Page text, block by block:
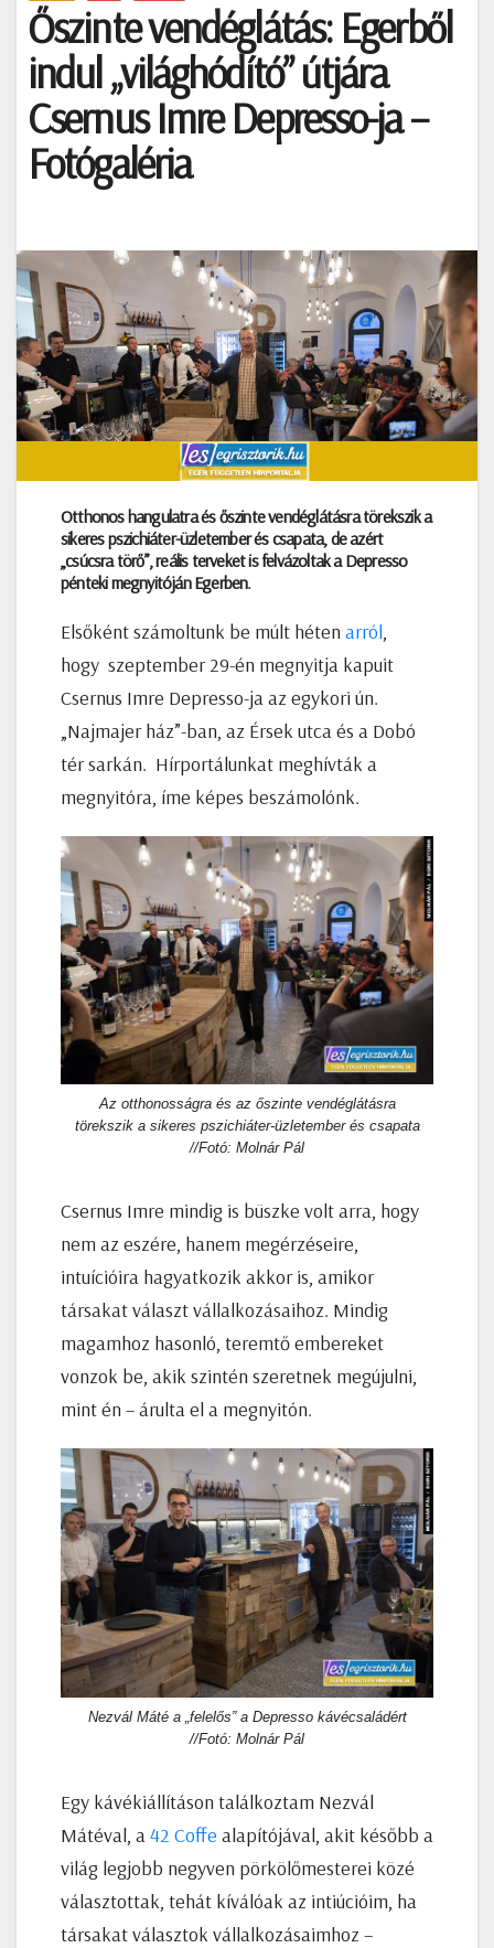
Őszinte vendéglátás: Egerből
indul „világhódító” útjára
Csernus Imre Depresso-ja –
Fotógaléria
Otthonos hangulatra és őszinte vendéglátásra törekszik a
sikeres pszichiáter-üzletember és csapata, de azért
„csúcsra törő”, reális terveket is felvázoltak a Depresso
pénteki megnyitóján Egerben.
Elsőként számoltunk be múlt héten arról,
hogy szeptember 29-én megnyitja kapuit
Csernus Imre Depresso-ja az egykori ún.
„Najmajer ház”-ban, az Érsek utca és a Dobó
tér sarkán. Hírportálunkat meghívták a
megnyitóra, íme képes beszámolónk.
Az otthonosságra és az őszinte vendéglátásra
törekszik a sikeres pszichiáter-üzletember és csapata
//Fotó: Molnár Pál
Csernus Imre mindig is büszke volt arra, hogy
nem az eszére, hanem megérzéseire,
intuícióira hagyatkozik akkor is, amikor
társakat választ vállalkozásaihoz. Mindig
magamhoz hasonló, teremtő embereket
vonzok be, akik szintén szeretnek megújulni,
mint én – árulta el a megnyitón.
Nezvál Máté a „felelős” a Depresso kávécsaládért
//Fotó: Molnár Pál
Egy kávékiállításon találkoztam Nezvál
Mátéval, a42 Coffe alapítójával, akit később a
világ legjobb negyven pörkölőmesterei közé
választottak, tehát kíválóak az intiúcióim, ha
társakat választok vállalkozásaimhoz –